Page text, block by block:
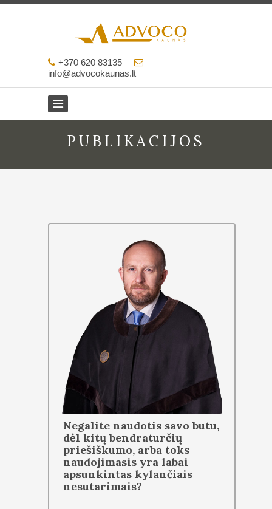
+370 620 83135
info@advocokaunas.lt
PUBLIKACIJOS
Negalite naudotis savo butu,
dėl kitų bendraturčių
priešiškumo, arba toks
naudojimasis yra labai
apsunkintas kylančiais
nesutarimais?